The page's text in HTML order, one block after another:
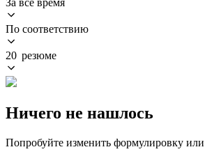
По соответствию
20 резюме
Ничего не нашлось
Попробуйте изменить формулировку